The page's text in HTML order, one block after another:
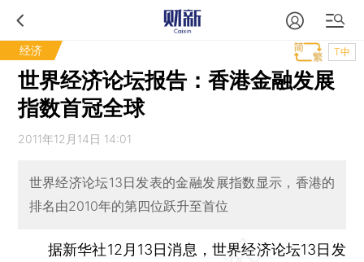
经济 T中
世界经济论坛报告：香港金融发展
指数首冠全球
2011年12月14日 14:01
世界经济论坛13日发表的金融发展指数显示，香港的
排名由2010年的第四位跃升至首位
据新华社12月13日消息，世界经济论坛13日发